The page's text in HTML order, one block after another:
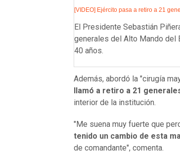
[VIDEO] Ejército pasa a retiro a 21
El Presidente Sebastián
generales del Alto Mando del
40 años.
Además, abordó la "cirugía
llamó a retiro a 21
interior de la institución.
"Me suena muy fuerte que
tenido un cambio de esta
de comandante", comenta.